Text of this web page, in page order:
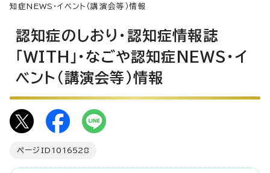
知症NEWS・イベント（講演会等）情報
認知症のしおり・認知症情報誌
「WITH」・なごや認知症NEWS・イ
ベント（講演会等）情報
ページID 1016528